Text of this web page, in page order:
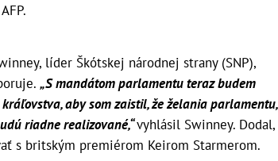
líder Škótskej národnej strany (SNP),
„S mandátom parlamentu teraz budem
aby som zaistil, že želania parlamentu,
riadne realizované,“vyhlásil Swinney. Dodal,
s britským premiérom Keirom Starmerom.